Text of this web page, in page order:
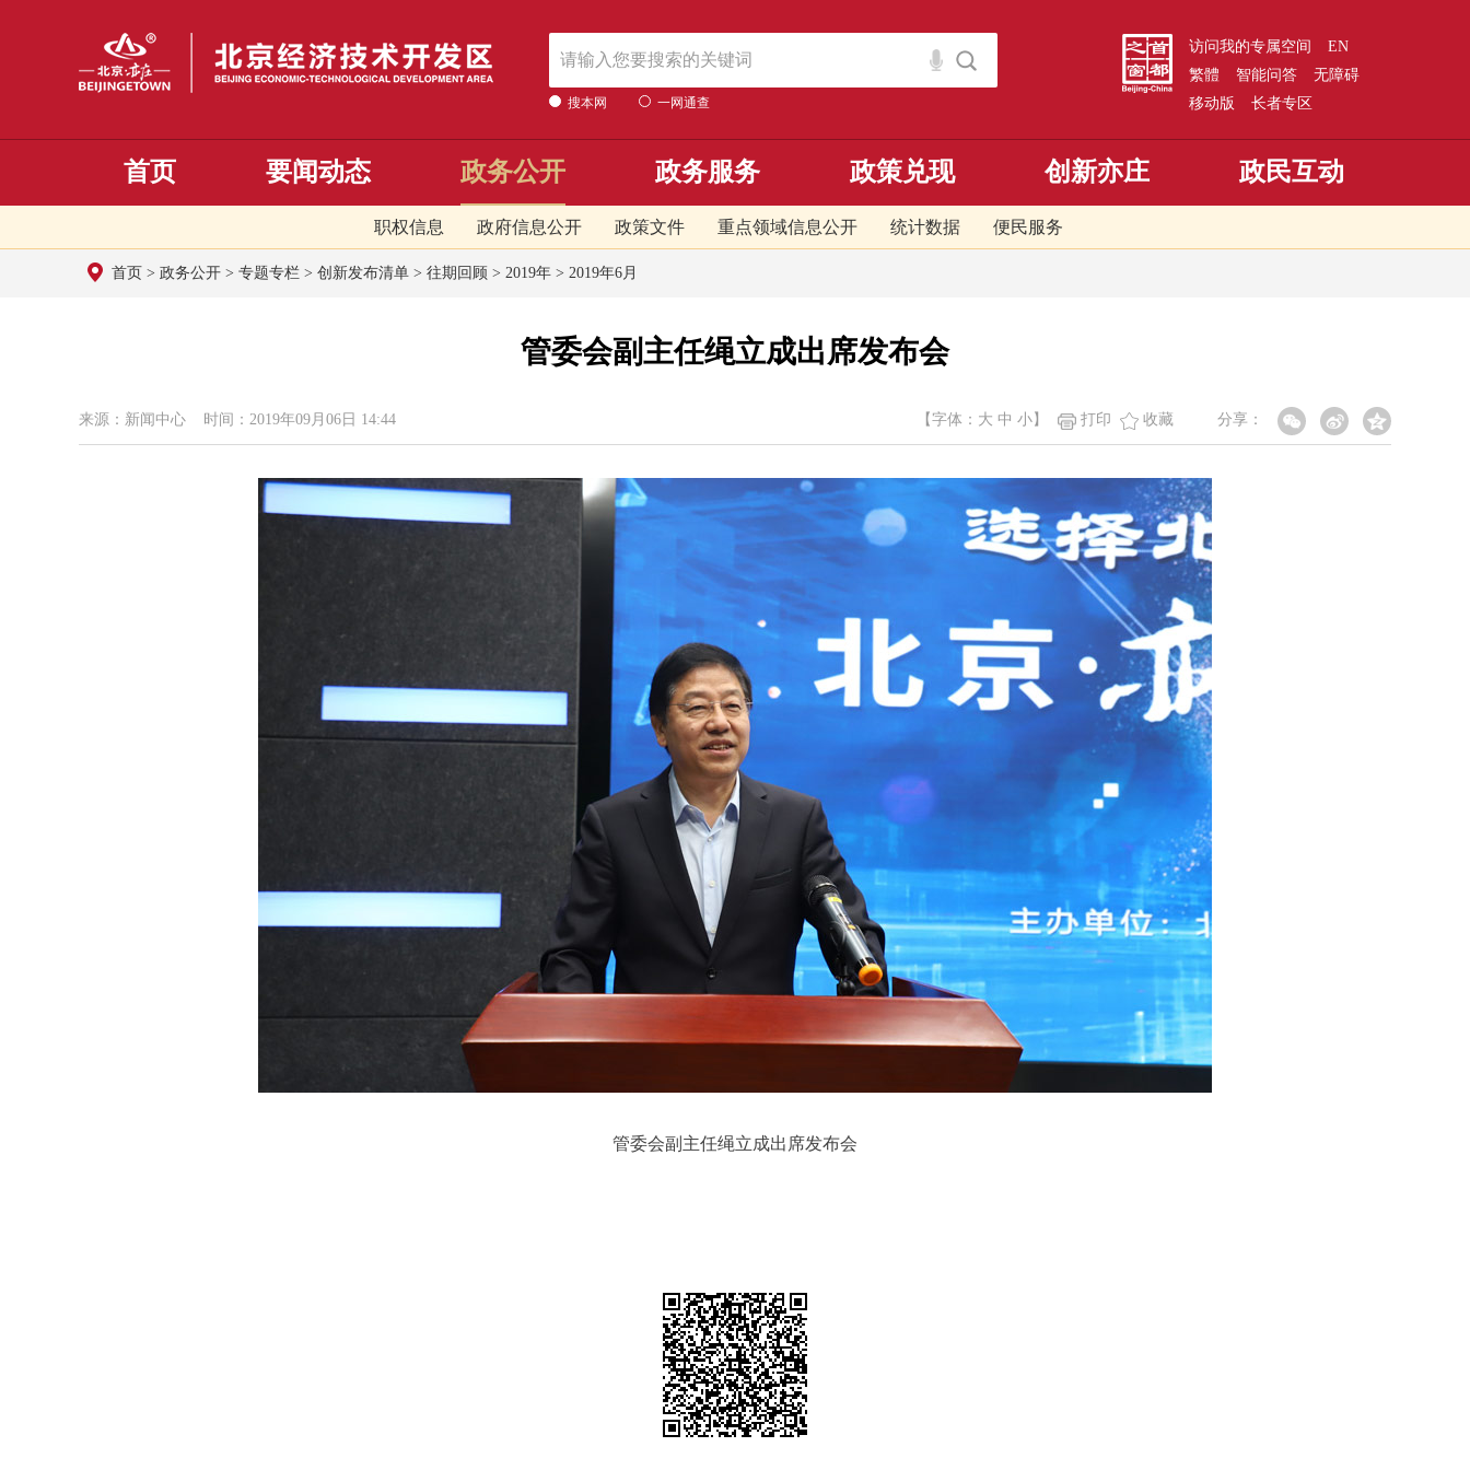
搜本网 一网通查
访问我的专属空间
EN
繁體
智能问答
无障碍
移动版
长者专区
首页 要闻动态 政务公开
职权信息 政府信息公开 政策文件 重点领域信息公开 统计数据 便民服务
政务服务 政策兑现 创新亦庄 政民互动
首页 > 政务公开 > 专题专栏 > 创新发布清单 > 往期回顾 > 2019年 > 2019年6月
管委会副主任绳立成出席发布会
来源：新闻中心 时间：2019年09月06日 14:44 分享：
【字体： 大 中 小 】 打印 收藏
管委会副主任绳立成出席发布会